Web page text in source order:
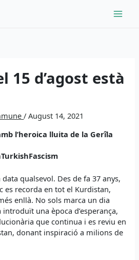
15 d’agost està
/August 14, 2021
l’heroica lluita de la Gerîla
data qualsevol. Des de fa 37 anys,
es recorda en tot el Kurdistan,
enllà. No sols marca un dia
una època d’esperança,
que continua i es reviu en
donant inspiració a milions de